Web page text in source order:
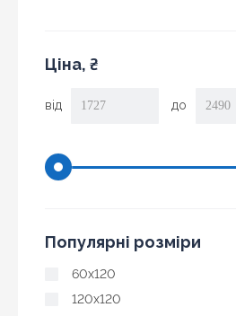
Ціна, ₴
від до
Популярні розміри
60x120
120x120